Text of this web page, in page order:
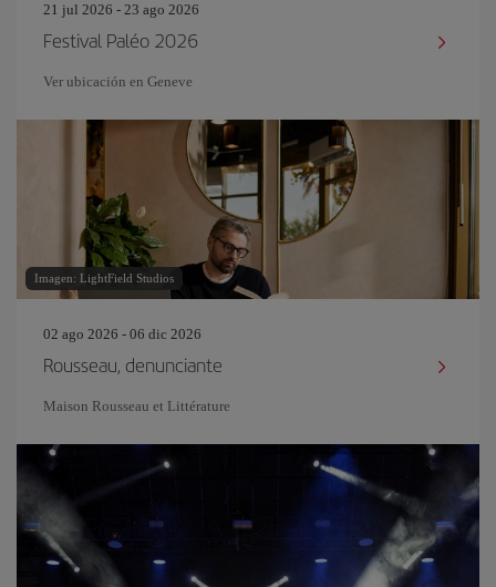
21 jul 2026 - 23 ago 2026
Festival Paléo 2026
Ver ubicación en Geneve
Imagen: LightField Studios
02 ago 2026 - 06 dic 2026
Rousseau, denunciante
Maison Rousseau et Littérature